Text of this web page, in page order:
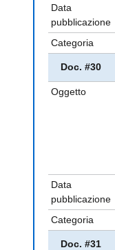
Data
pubblicazione
Categoria
Doc. #30
Oggetto
Data
pubblicazione
Categoria
Doc. #31